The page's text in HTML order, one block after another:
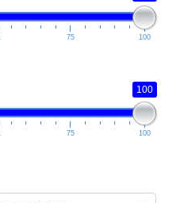
75 100
100
75 100